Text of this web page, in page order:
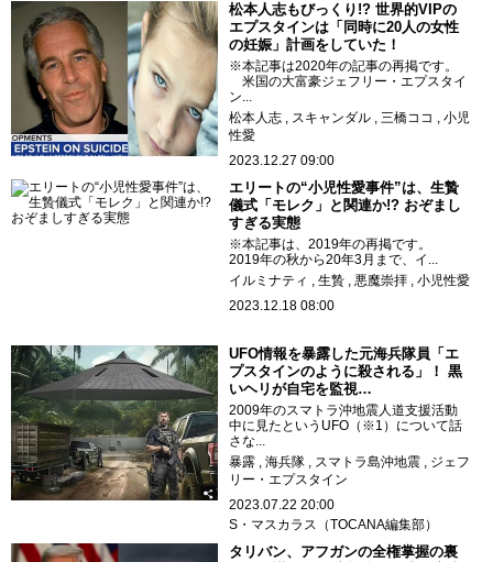
松本人志もびっくり!? 世界的VIPの
エプスタインは「同時に20人の女性
の妊娠」計画をしていた！
※本記事は2020年の記事の再掲です。
米国の大富豪ジェフリー・エプスタイ
ン...
松本人志
スキャンダル 三橋ココ
小児
性愛
2023.12.27 09:00
エリートの“小児性愛事件”は、生贄
儀式「モレク」と関連か!? おぞまし
すぎる実態
※本記事は、2019年の再掲です。
2019年の秋から20年3月まで、イ...
イルミナティ
生贄 悪魔崇拝
小児性愛
2023.12.18 08:00
UFO情報を暴露した元海兵隊員「エ
プスタインのように殺される」！ 黒
いヘリが自宅を監視…
2009年のスマトラ沖地震人道支援活動
中に見たというUFO（※1）について話
さな...
暴露
海兵隊 スマトラ島沖地震
ジェフ
リー・エプスタイン
2023.07.22 20:00
S・マスカラス（TOCANA編集部）
タリバン、アフガンの全権掌握の裏